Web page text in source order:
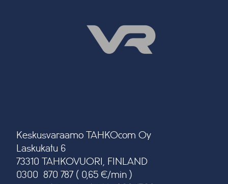
Keskusvaraamo TAHKOcom Oy
Laskukatu 6
73310 TAHKOVUORI, FINLAND
0300 870 787 ( 0,65 €/min )